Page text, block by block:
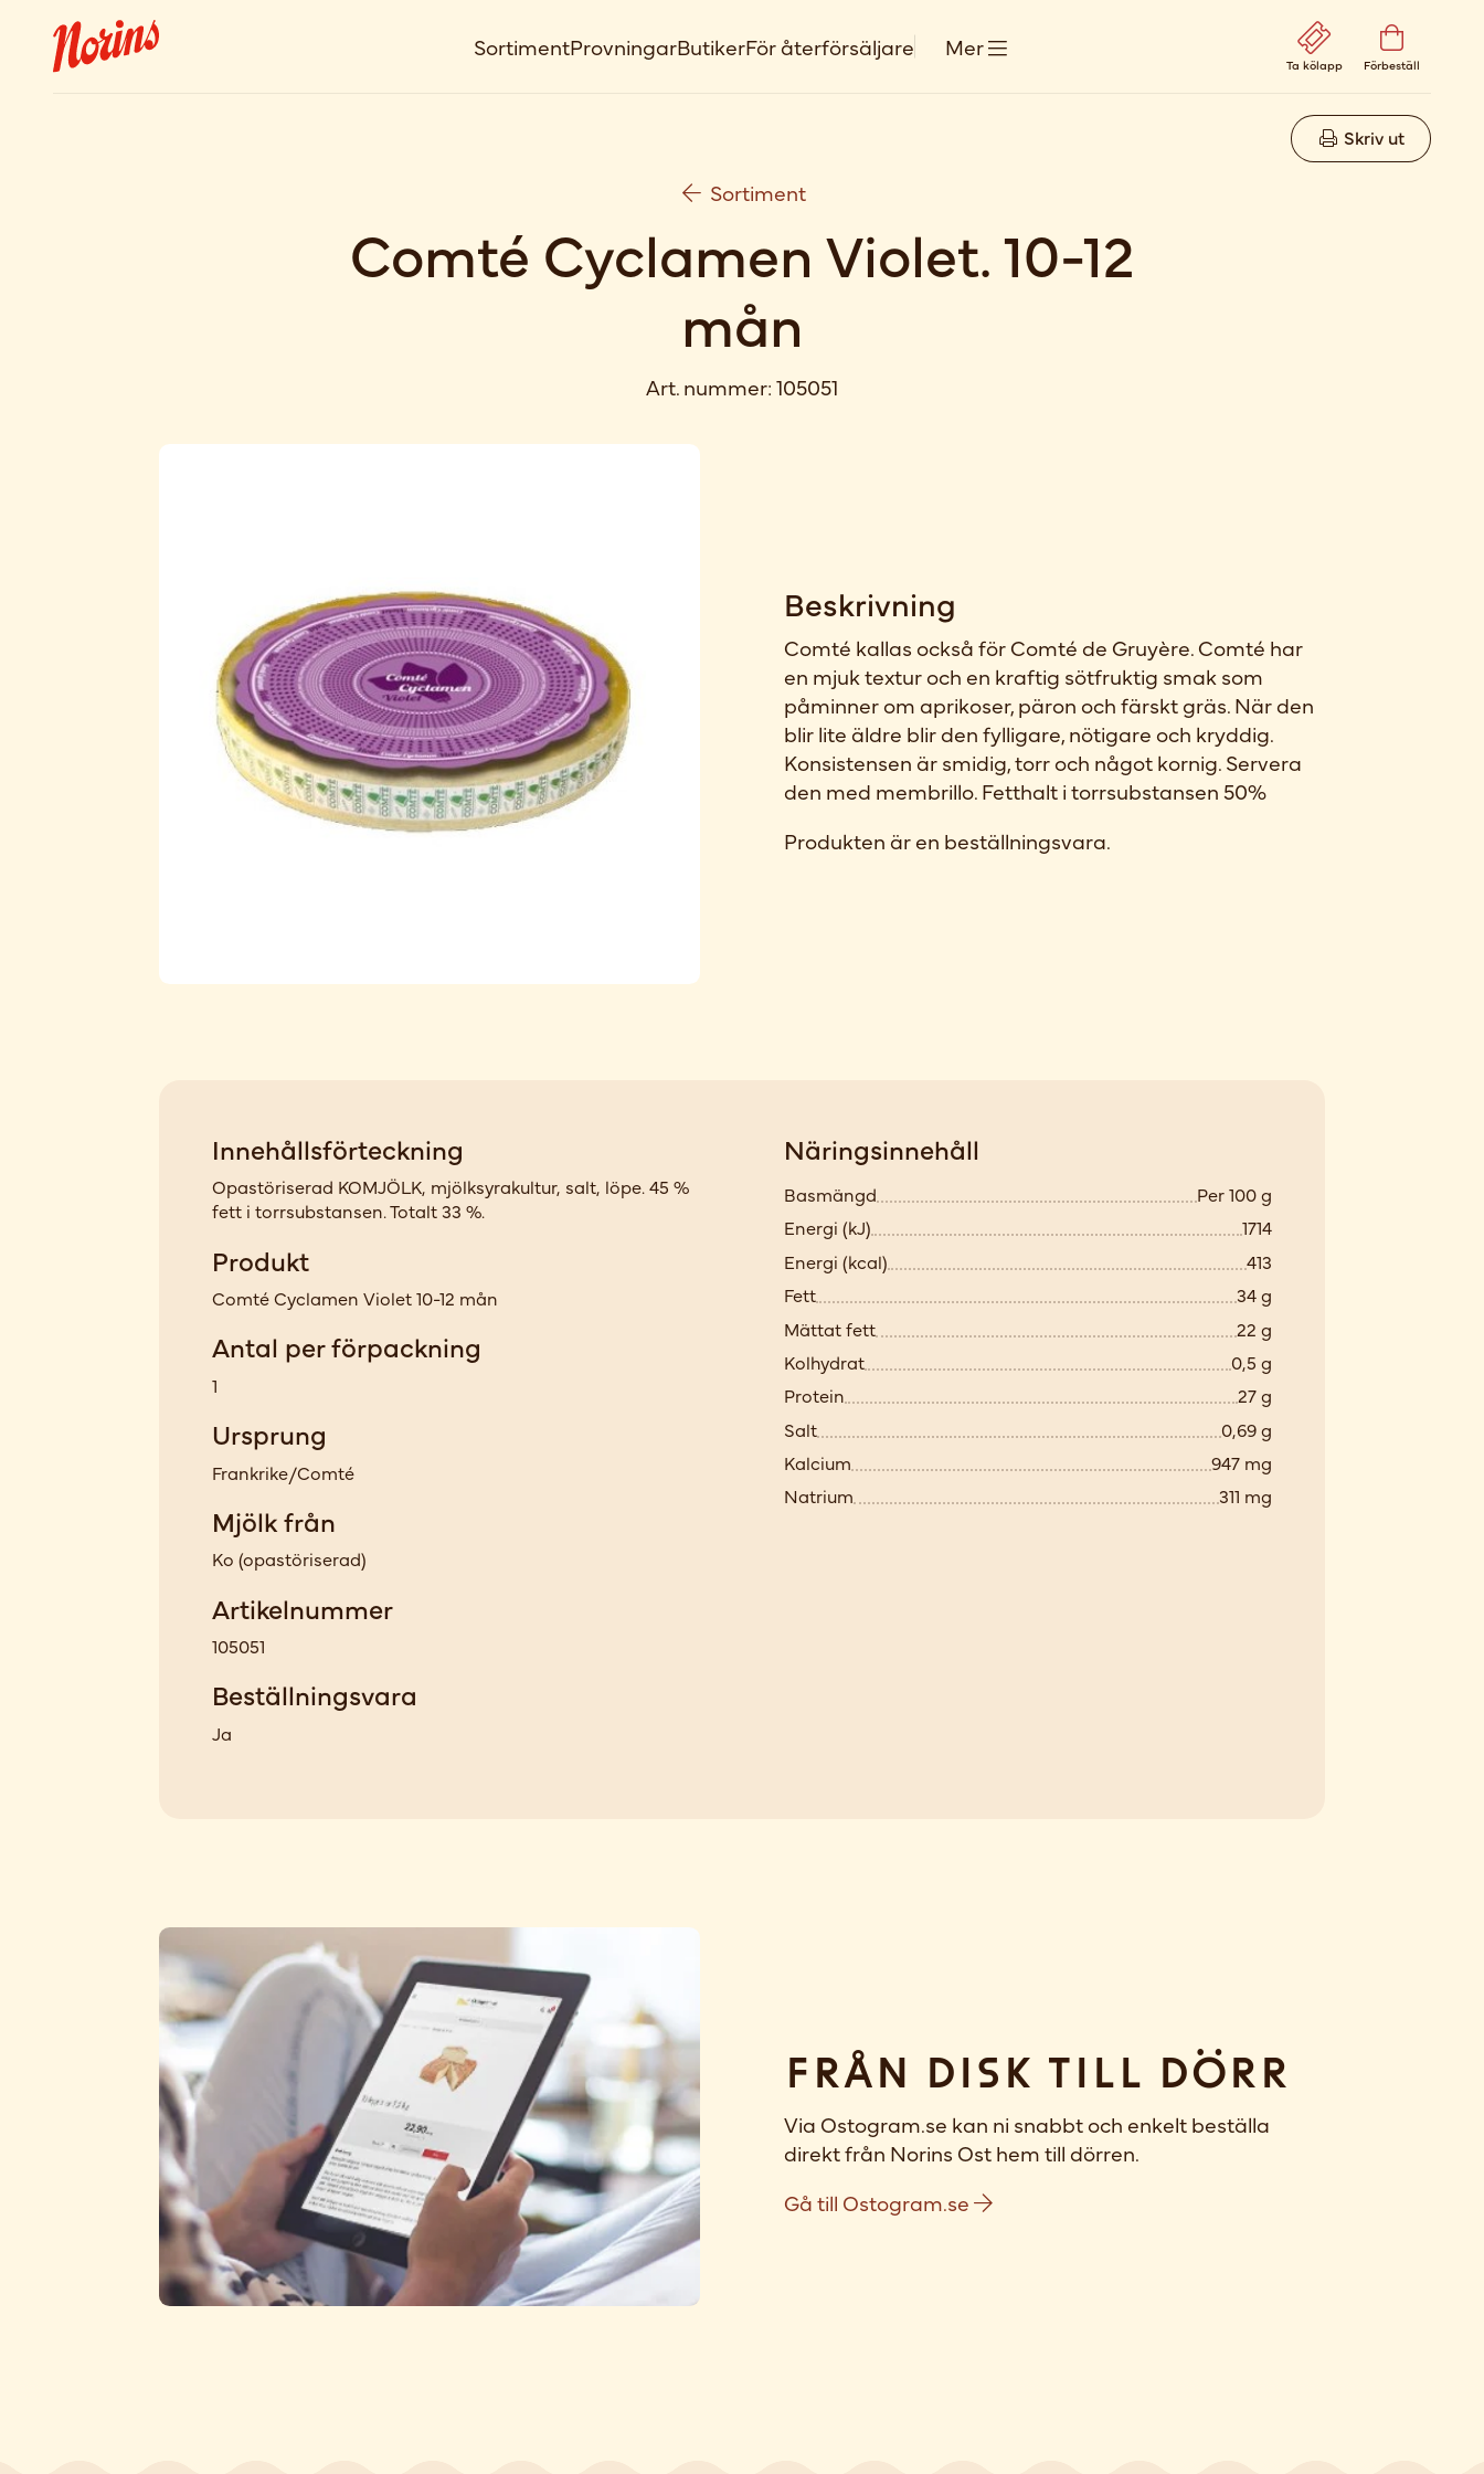
SortimentProvningarButikerFör återförsäljare Mer
Ta kölapp Förbeställ
Skriv ut
Sortiment
Comté Cyclamen Violet. 10-12
mån
Art. nummer:105051
Beskrivning
Comté kallas också för Comté de Gruyère. Comté har
en mjuk textur och en kraftig sötfruktig smak som
påminner om aprikoser, päron och färskt gräs. När den
blir lite äldre blir den fylligare, nötigare och kryddig.
Konsistensen är smidig, torr och något kornig. Servera
den med membrillo. Fetthalt i torrsubstansen 50%
Produkten är en beställningsvara.
Innehållsförteckning
Opastöriserad KOMJÖLK, mjölksyrakultur, salt, löpe. 45 %
fett i torrsubstansen. Totalt 33 %.
Produkt
Comté Cyclamen Violet 10-12 mån
Antal per förpackning
1
Ursprung
Frankrike/Comté
Mjölk från
Ko (opastöriserad)
Artikelnummer
105051
Beställningsvara
Ja
Näringsinnehåll
Basmängd
Per 100 g
Energi (kJ)
1714
Energi (kcal)
413
Fett
34 g
Mättat fett
22 g
Kolhydrat
0,5 g
Protein
27 g
Salt
0,69 g
Kalcium
947 mg
Natrium
311 mg
Från disk till dörr
Via Ostogram.se kan ni snabbt och enkelt beställa
direkt från Norins Ost hem till dörren.
Gå till Ostogram.se